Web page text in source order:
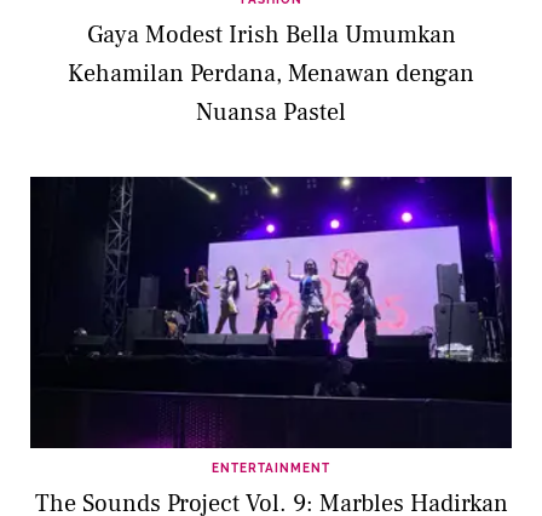
Gaya Modest Irish Bella Umumkan
Kehamilan Perdana, Menawan dengan
Nuansa Pastel
ENTERTAINMENT
The Sounds Project Vol. 9: Marbles Hadirkan